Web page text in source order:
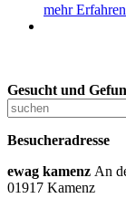
mehr Erfahren
Gesucht und
Besucheradresse
ewag kamenz An
01917 Kamenz